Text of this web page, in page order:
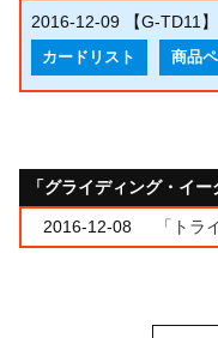
2016-12-09 【G-TD11
カードリスト 商品
「グライディング・イ
2016-12-08 「トラ